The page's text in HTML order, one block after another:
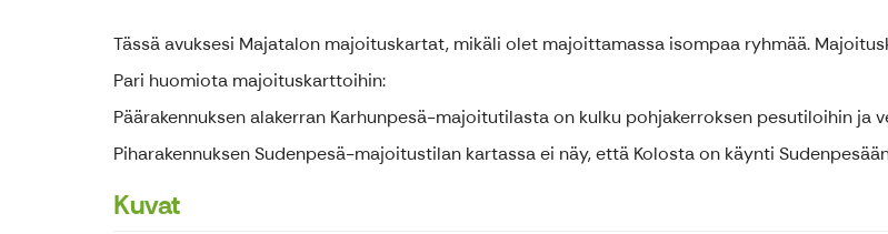
Tässä avuksesi Majatalon majoituskartat, mikäli olet majoittamassa isompaa ryhmää.
Pari huomiota majoituskarttoihin:
Päärakennuksen alakerran Karhunpesä-majoitutilasta on kulku pohjakerroksen pesutiloihin ja
Piharakennuksen Sudenpesä-majoitustilan kartassa ei näy, että Kolosta on käynti
Kuvat